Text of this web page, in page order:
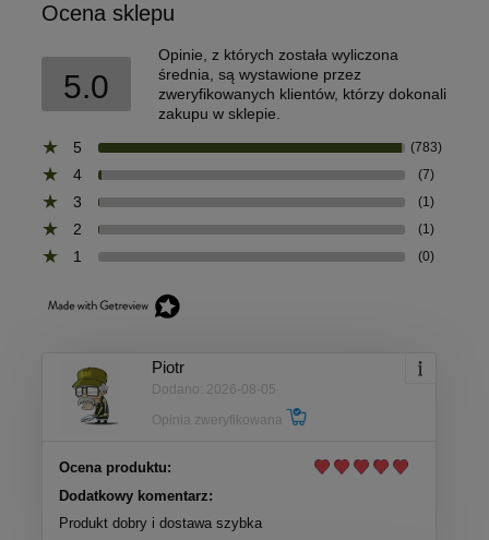
Ocena sklepu
5.0
Opinie, z których została wyliczona
średnia, są wystawione przez
zweryfikowanych klientów, którzy dokonali
zakupu w sklepie.
5
(783)
4 (7)
3 (1)
2 (1)
1 (0)
Piotr
Dodano: 2026-08-05
Opinia zweryfikowana
Ocena produktu:
Dodatkowy komentarz:
Produkt dobry i dostawa szybka